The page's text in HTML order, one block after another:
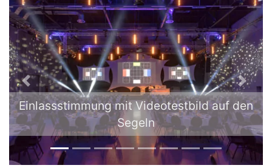
Einlassstimmung mit Videotestbild auf den
Segeln
P
r
e
v
i
N
e
x
t